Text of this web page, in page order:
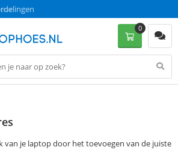
0
van je laptop door het toevoegen van de juiste